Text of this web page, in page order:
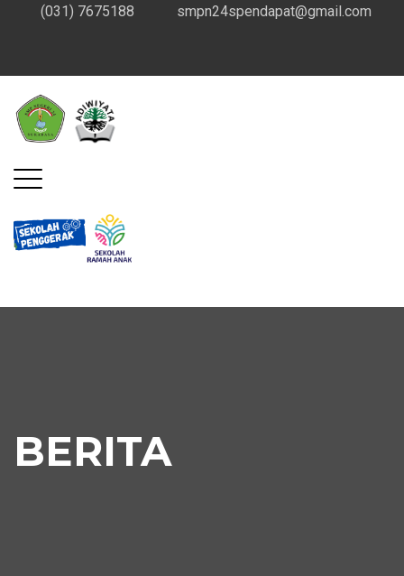
(031) 7675188 smpn24spendapat@gmail.com
BERITA